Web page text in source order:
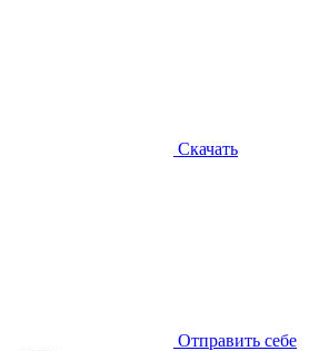
Скачать
Отправить себе